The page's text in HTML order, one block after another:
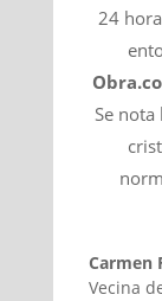
24
Se
Carmen
Vecina